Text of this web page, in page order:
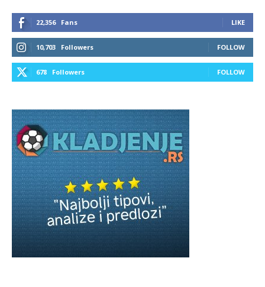
22,356 Fans LIKE
10,703 Followers FOLLOW
678 Followers FOLLOW